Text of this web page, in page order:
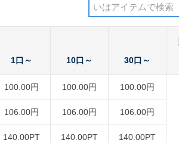
1口～ 10口～ 30口～
100.00円 100.00円 100.00円
106.00円 106.00円 106.00円
140.00PT 140.00PT 140.00PT